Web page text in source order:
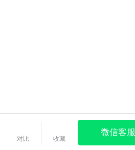
对比 收藏
微信客服